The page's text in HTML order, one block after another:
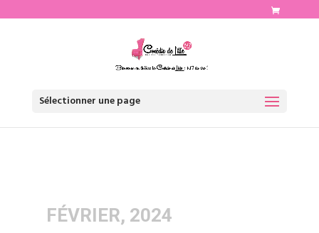
Sélectionner une page
FÉVRIER, 2024